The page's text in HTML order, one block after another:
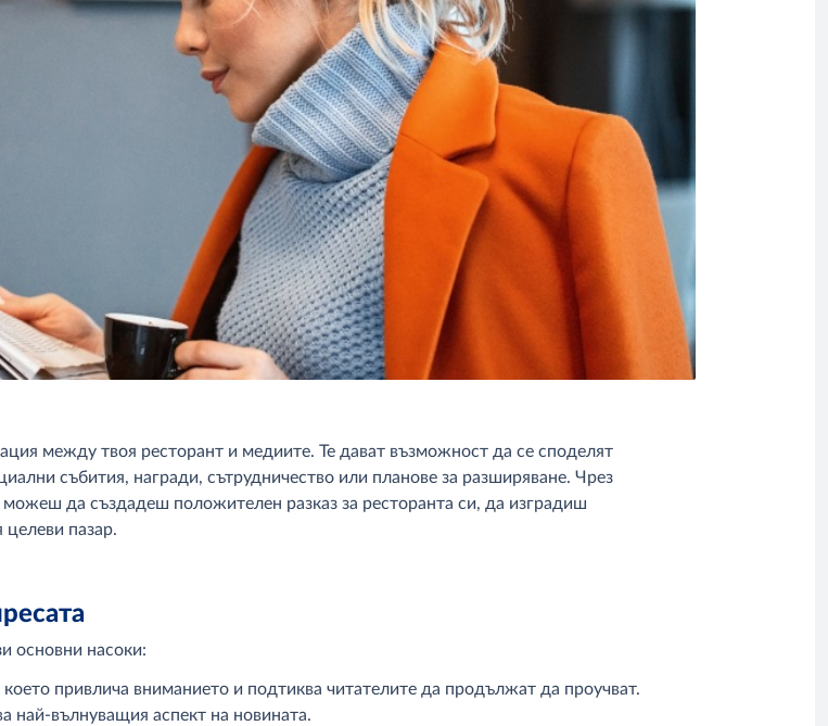
между твоя ресторант и медиите. Те дават възможност да се споделят
събития, награди, сътрудничество или планове за разширяване. Чрез
да създадеш положителен разказ за ресторанта си, да изградиш
целеви пазар.
основни насоки:
привлича вниманието и подтиква читателите да продължат да проучват.
най-вълнуващия аспект на новината.